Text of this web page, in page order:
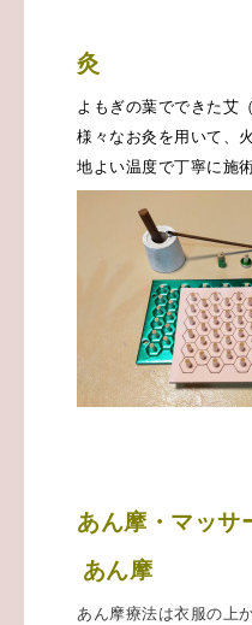
灸
よもぎの葉でできた艾
様々なお灸を用いて、
地よい温度で丁寧に施
あん摩・マッサ
あん摩
あん摩療法は衣服の上